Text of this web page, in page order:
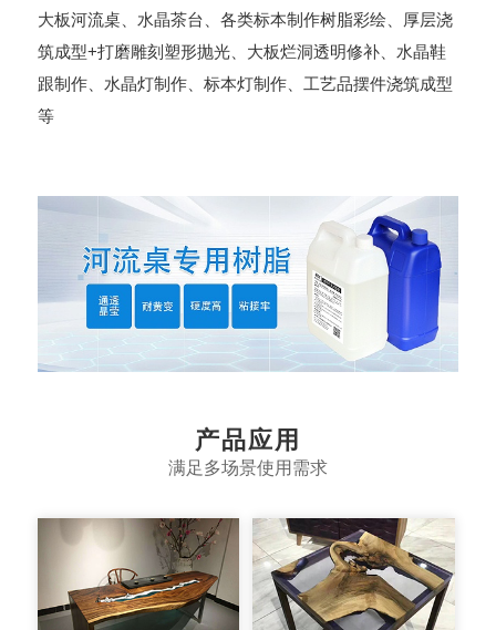
大板河流桌、水晶茶台、各类标本制作树脂彩绘、厚层浇
筑成型+打磨雕刻塑形抛光、大板烂洞透明修补、水晶鞋
跟制作、水晶灯制作、标本灯制作、工艺品摆件浇筑成型
等
产品应用
满足多场景使用需求